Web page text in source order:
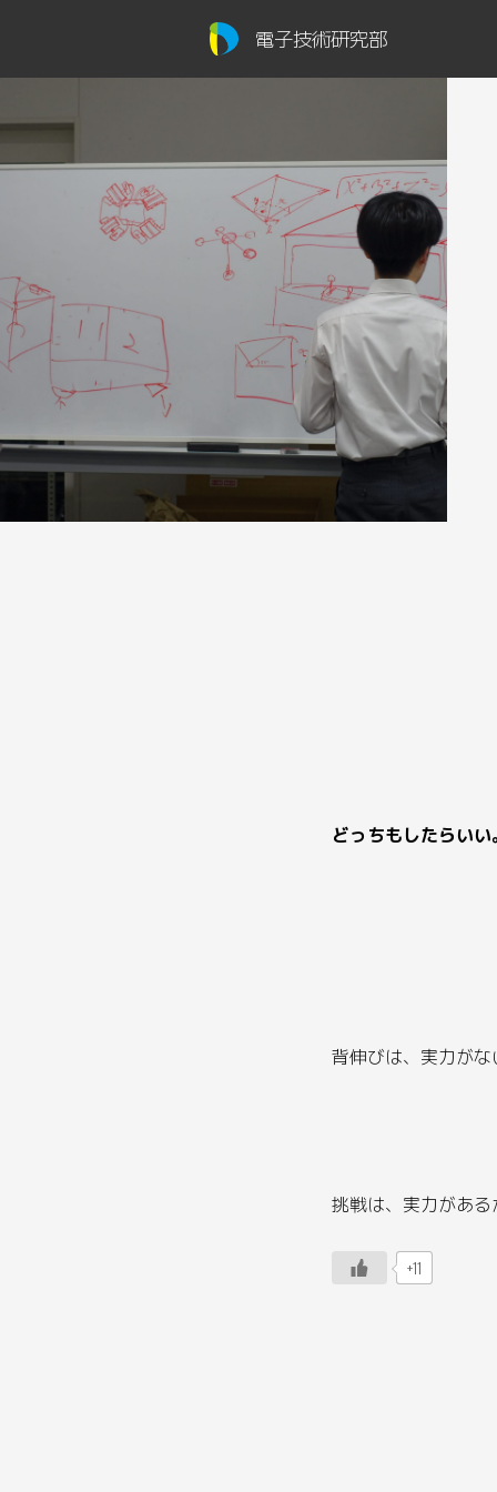
電子技術研究部
どっちもしたらいい
背伸びは、実力が
挑戦は、実力があ
+11